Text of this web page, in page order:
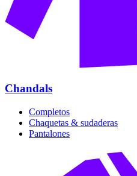
Chandals
Completos
Chaquetas & sudaderas
Pantalones